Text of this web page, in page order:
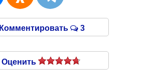
Комментировать 3
Оценить